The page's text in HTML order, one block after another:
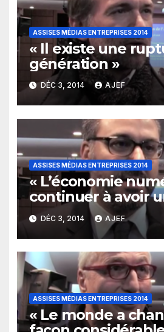
ASSISES MÉDIAS ENTREPRISES 2014
« Il existe une
génération »
DÉC 3, 2014 AJEF
ASSISES MÉDIAS ENTREPRISES 2014
« L’économie
continuer à avoir
important dans
domaines »
DÉC 3, 2014 AJEF
ASSISES MÉDIAS ENTREPRISES 2014
« Le monde a